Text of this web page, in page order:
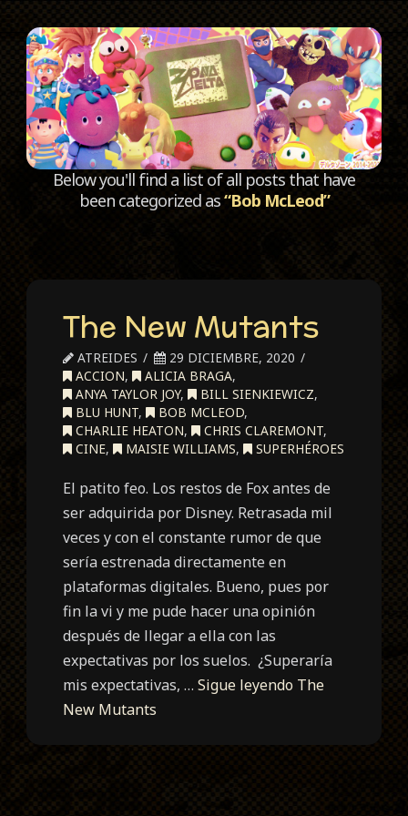
Below you'll find a list of all posts that have
been categorized as“Bob McLeod”
The New Mutants
ATREIDES
29 DICIEMBRE, 2020
ACCION, ALICIA BRAGA,
ANYA TAYLOR JOY, BILL SIENKIEWICZ,
BLU HUNT, BOB MCLEOD,
CHARLIE HEATON, CHRIS CLAREMONT,
CINE, MAISIE WILLIAMS, SUPERHÉROES
El patito feo. Los restos de Fox antes de
ser adquirida por Disney. Retrasada mil
veces y con el constante rumor de que
sería estrenada directamente en
plataformas digitales. Bueno, pues por
fin la vi y me pude hacer una opinión
después de llegar a ella con las
expectativas por los suelos. ¿Superaría
mis expectativas, …Sigue leyendo The
New Mutants